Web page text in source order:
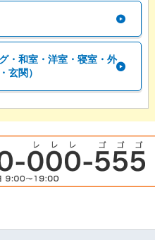
・和室・洋室・寝室・外
玄関）